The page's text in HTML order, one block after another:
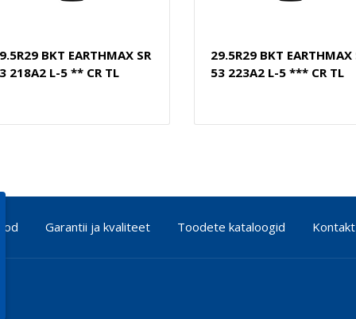
BKT EARTHMAX SR
218A2 L-5 ** CR TL
29.5R29 BKT EARTHMAX
53 223A2 L-5 *** CR TL
Garantii ja kvaliteet Toodete kataloogid Kontakt